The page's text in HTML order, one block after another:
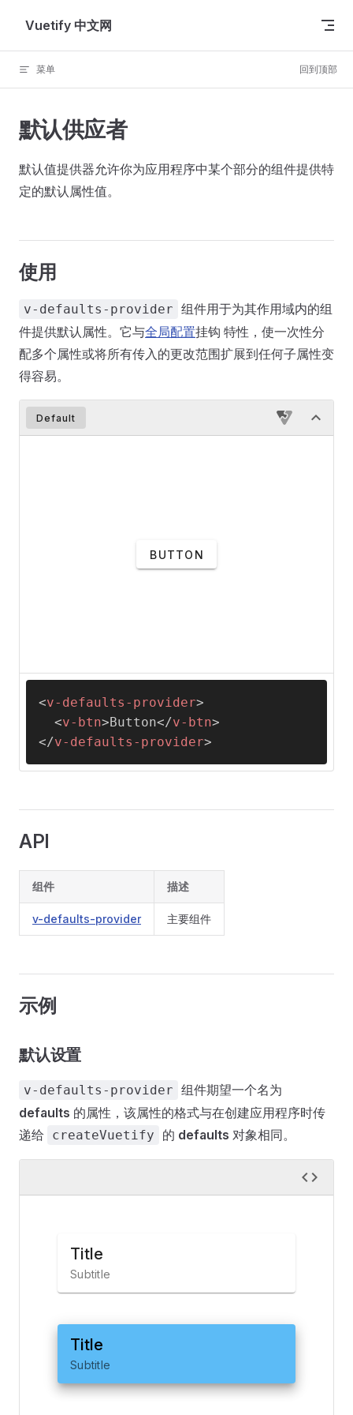
Skip to content
Vuetify 中文网
菜单 回到顶部
默认供应者
默认值提供器允许你为应用程序中某个部分的组件提供特
定的默认属性值。
使用
v-defaults-provider 组件用于为其作用域内的组
件提供默认属性。它与全局配置挂钩 特性，使一次性分
配多个属性或将所有传入的更改范围扩展到任何子属性变
得容易。
Default
BUTTON
<v-defaults-provider>
<v-btn>Button</v-btn>
</v-defaults-provider>
API
组件 描述
v-defaults-provider 主要组件
示例
默认设置
v-defaults-provider 组件期望一个名为
defaults 的属性，该属性的格式与在创建应用程序时传
递给
createVuetify 的 defaults 对象相同。
Title
Subtitle
Title
Subtitle